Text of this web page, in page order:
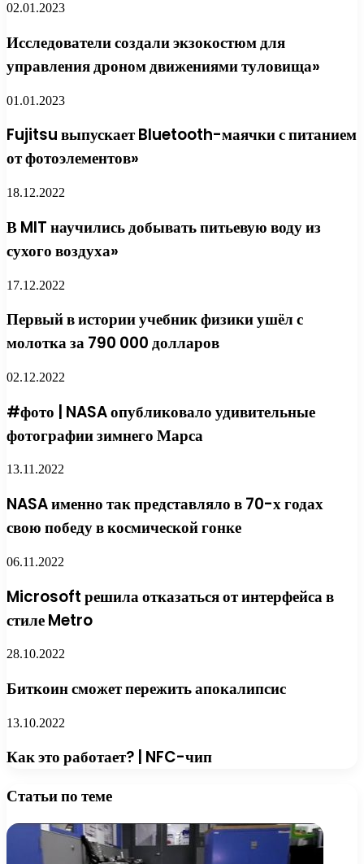
02.01.2023
Исследователи создали экзокостюм для
управления дроном движениями туловища»
01.01.2023
Fujitsu выпускает Bluetooth-маячки с питанием
от фотоэлементов»
18.12.2022
В MIT научились добывать питьевую воду из
сухого воздуха»
17.12.2022
Первый в истории учебник физики ушёл с
молотка за 790 000 долларов
02.12.2022
#фото | NASA опубликовало удивительные
фотографии зимнего Марса
13.11.2022
NASA именно так представляло в 70-х годах
свою победу в космической гонке
06.11.2022
Microsoft решила отказаться от интерфейса в
стиле Metro
28.10.2022
Биткоин сможет пережить апокалипсис
13.10.2022
Как это работает? | NFC-чип
Статьи по теме